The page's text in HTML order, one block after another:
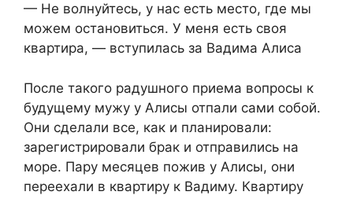
— Не волнуйтесь, у нас есть место, где мы
можем остановиться. У меня есть своя
квартира, — вступилась за Вадима Алиса
После такого радушного приема вопросы к
будущему мужу у Алисы отпали сами собой.
Они сделали все, как и планировали:
зарегистрировали брак и отправились на
море. Пару месяцев пожив у Алисы, они
переехали в квартиру к Вадиму. Квартиру